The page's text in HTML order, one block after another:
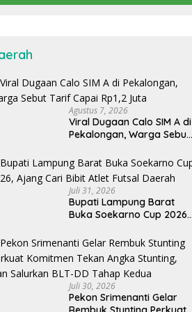
Agustus 7, 2026
Viral Dugaan Calo SIM A di
Pekalongan, Warga Sebut
Juli 31, 2026
Bupati Lampung Barat
Buka Soekarno Cup 2026,
Daerah
Juli 30, 2026
Pekon Srimenanti Gelar